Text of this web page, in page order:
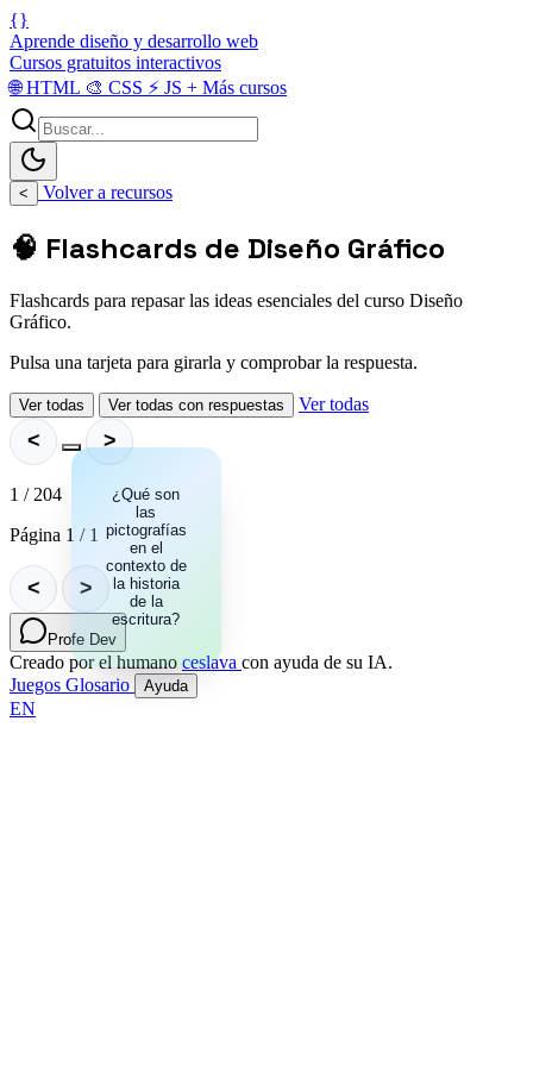
{}
Aprende diseño y desarrollo web
Cursos gratuitos interactivos
🌐HTML 🎨 CSS ⚡ JS + Más cursos
< Volver a recursos
🧠 Flashcards de Diseño Gráfico
Flashcards para repasar las ideas esenciales del curso Diseño
Gráfico.
Pulsa una tarjeta para girarla y comprobar la respuesta.
Ver todas Ver todas con respuestas Ver todas
<
¿Qué son
las
pictografías
en el
contexto de
la historia
de la
escritura?
Representaciones
simples de
personas, lugares
y cosas que
datan
aproximadamente
del 25,000 a.C.
>
1 / 204
Página 1 / 1
< >
Profe Dev
Creado por el humano ceslava con ayuda de su IA.
Juegos Glosario Ayuda
EN